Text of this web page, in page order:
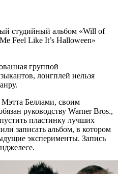
студийный альбом «Will of
Feel Like It’s Halloween»
группой
лонгплей нельзя
Беллами, своим
руководству Warner Bros.,
пластинку лучших
записать альбом, в котором
эксперименты. Запись